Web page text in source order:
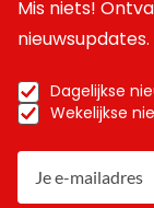
Mis niets!
nieuwsupdates.
Dagelijkse
Wekelijkse